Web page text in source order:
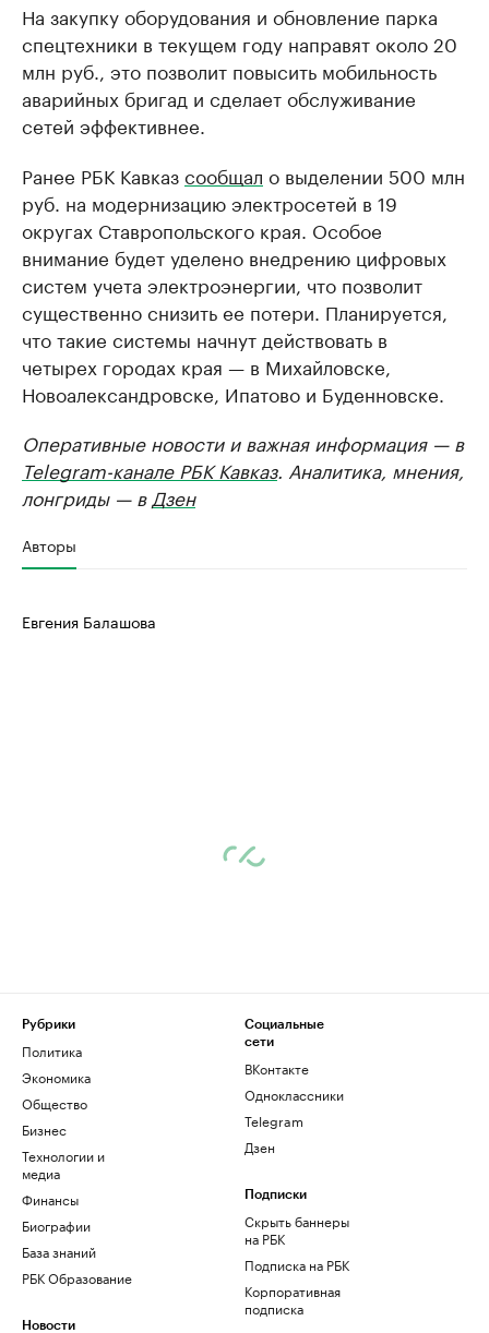
На закупку оборудования и обновление парка
спецтехники в текущем году направят около 20
млн руб., это позволит повысить мобильность
аварийных бригад и сделает обслуживание
сетей эффективнее.
Ранее РБК Кавказсообщал о выделении 500 млн
руб. на модернизацию электросетей в 19
округах Ставропольского края. Особое
внимание будет уделено внедрению цифровых
систем учета электроэнергии, что позволит
существенно снизить ее потери. Планируется,
что такие системы начнут действовать в
четырех городах края — в Михайловске,
Новоалександровске, Ипатово и Буденновске.
Оперативные новости и важная информация — в
Telegram-канале РБК Кавказ. Аналитика, мнения,
лонгриды — в Дзен
Авторы
Евгения Балашова
Рубрики
Политика
Экономика
Общество
Бизнес
Технологии и
медиа
Финансы
Биографии
База знаний
РБК Образование
Новости
Социальные
сети
ВКонтакте
Одноклассники
Telegram
Дзен
Подписки
Скрыть баннеры
на РБК
Подписка на РБК
Корпоративная
подписка